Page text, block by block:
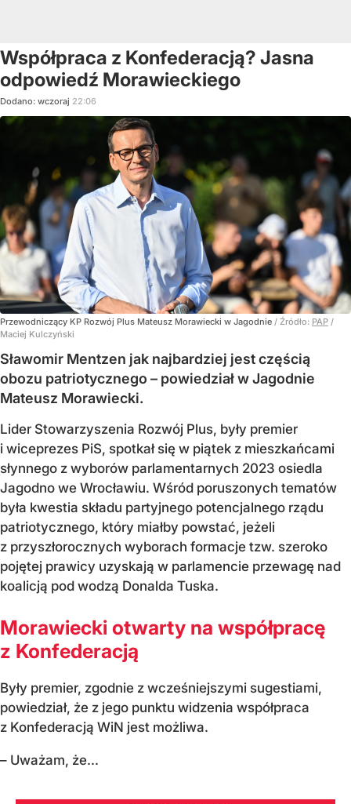
Współpraca z Konfederacją? Jasna
odpowiedź Morawieckiego
Dodano: wczoraj 22:06
Przewodniczący KP Rozwój Plus Mateusz Morawiecki w Jagodnie / Źródło: PAP /
Maciej Kulczyński
Sławomir Mentzen jak najbardziej jest częścią
obozu patriotycznego – powiedział w Jagodnie
Mateusz Morawiecki.
Lider Stowarzyszenia Rozwój Plus, były premier
i wiceprezes PiS, spotkał się w piątek z mieszkańcami
słynnego z wyborów parlamentarnych 2023 osiedla
Jagodno we Wrocławiu. Wśród poruszonych tematów
była kwestia składu partyjnego potencjalnego rządu
patriotycznego, który miałby powstać, jeżeli
z przyszłorocznych wyborach formacje tzw. szeroko
pojętej prawicy uzyskają w parlamencie przewagę nad
koalicją pod wodzą Donalda Tuska.
Morawiecki otwarty na współpracę
z Konfederacją
Były premier, zgodnie z wcześniejszymi sugestiami,
powiedział, że z jego punktu widzenia współpraca
z Konfederacją WiN jest możliwa.
– Uważam, że...